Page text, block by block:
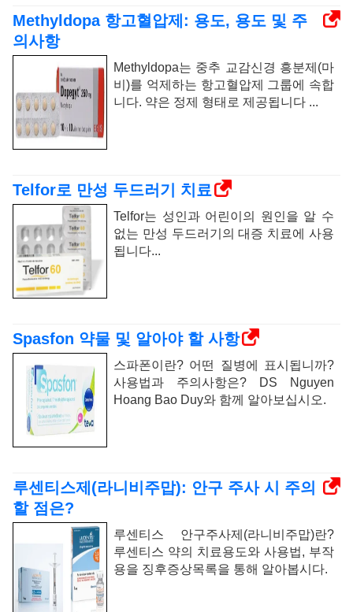
Methyldopa 항고혈압제: 용도, 용도 및 주
의사항
Methyldopa는 중추 교감신경 흥분제(마
비)를 억제하는 항고혈압제 그룹에 속합
니다. 약은 정제 형태로 제공됩니다 ...
Telfor로 만성 두드러기 치료
Telfor는 성인과 어린이의 원인을 알 수
없는 만성 두드러기의 대증 치료에 사용
됩니다...
Spasfon 약물 및 알아야 할 사항
스파폰이란? 어떤 질병에 표시됩니까?
사용법과 주의사항은? DS Nguyen
Hoang Bao Duy와 함께 알아보십시오.
루센티스제(라니비주맙): 안구 주사 시 주의
할 점은?
루센티스 안구주사제(라니비주맙)란?
루센티스 약의 치료용도와 사용법, 부작
용을 징후증상목록을 통해 알아봅시다.